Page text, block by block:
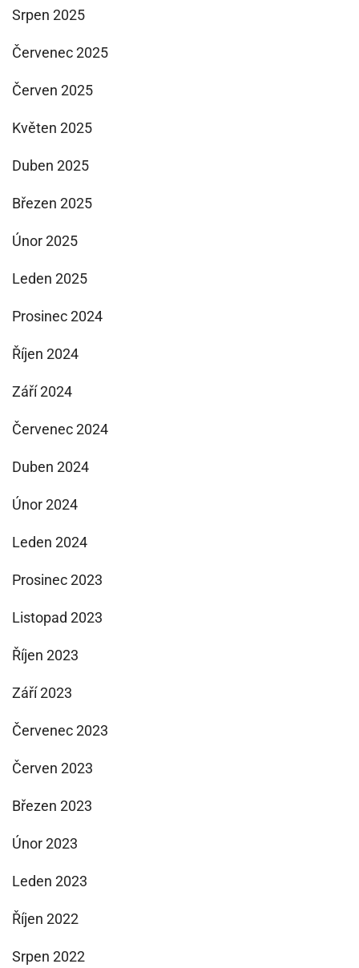
Srpen 2025
Červenec 2025
Červen 2025
Květen 2025
Duben 2025
Březen 2025
Únor 2025
Leden 2025
Prosinec 2024
Říjen 2024
Září 2024
Červenec 2024
Duben 2024
Únor 2024
Leden 2024
Prosinec 2023
Listopad 2023
Říjen 2023
Září 2023
Červenec 2023
Červen 2023
Březen 2023
Únor 2023
Leden 2023
Říjen 2022
Srpen 2022